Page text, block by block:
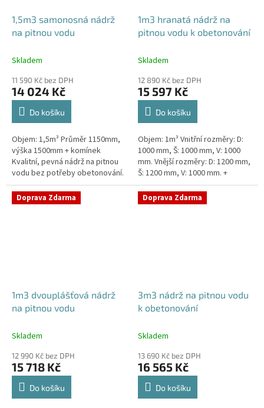
1,5m3 samonosná nádrž
na pitnou vodu
Skladem
11 590 Kč bez DPH
14 024 Kč
Do košíku
Objem: 1,5m³ Průměr 1150mm,
výška 1500mm + komínek
Kvalitní, pevná nádrž na pitnou
vodu bez potřeby obetonování.
Průměr a umístění všech
prostupů pro potrubí a hadice...
1m3 hranatá nádrž na
pitnou vodu k obetonování
Skladem
12 890 Kč bez DPH
15 597 Kč
Do košíku
Objem: 1m³ Vnitřní rozměry: D:
1000 mm, Š: 1000 mm, V: 1000
mm. Vnější rozměry: D: 1200 mm,
Š: 1200 mm, V: 1000 mm. +
komínek. Kvalitní nádrž na pitnou
vodu pod parkovací...
Doprava Zdarma
1m3 dvouplášťová nádrž
na pitnou vodu
Skladem
12 990 Kč bez DPH
15 718 Kč
Do košíku
Doprava Zdarma
3m3 nádrž na pitnou vodu
k obetonování
Skladem
13 690 Kč bez DPH
16 565 Kč
Do košíku